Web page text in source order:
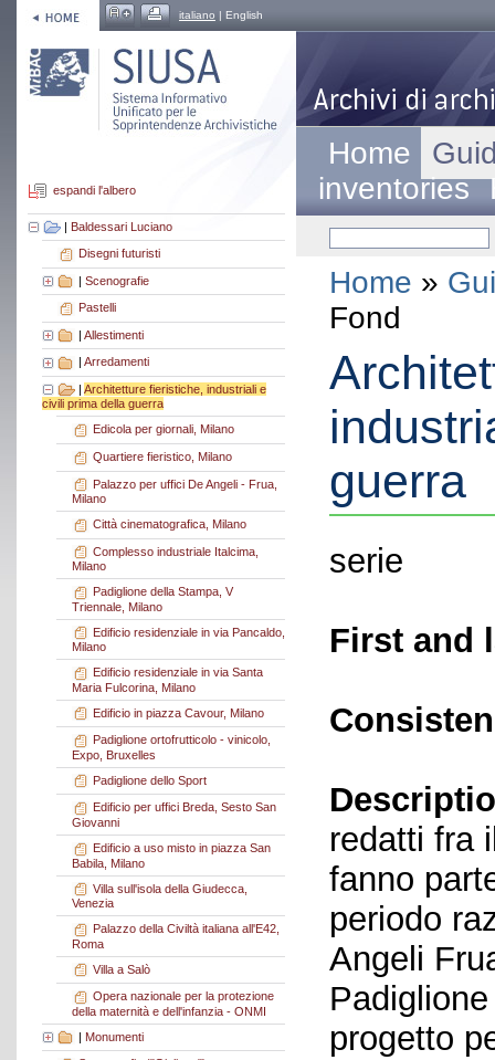
italiano | English
espandi l'albero
| Baldessari Luciano
Disegni futuristi
| Scenografie
Pastelli
| Allestimenti
Arredamenti
| Architetture fieristiche, industriali e
civili prima della guerra
Edicola per giornali, Milano
Quartiere fieristico, Milano
Palazzo per uffici De Angeli - Frua,
Milano
Città cinematografica, Milano
Complesso industriale Italcima,
Milano
Padiglione della Stampa, V
Triennale, Milano
Edificio residenziale in via Pancaldo,
Milano
Edificio residenziale in via Santa
Maria Fulcorina, Milano
Edificio in piazza Cavour, Milano
Padiglione ortofrutticolo - vinicolo,
Expo, Bruxelles
Padiglione dello Sport
Edificio per uffici Breda, Sesto San
Giovanni
Edificio a uso misto in piazza San
Babila, Milano
Villa sull'isola della Giudecca,
Venezia
Palazzo della Civiltà italiana all'E42,
Roma
Villa a Salò
Opera nazionale per la protezione
della maternità e dell'infanzia - ONMI
| Monumenti
Home
inventories
Home »
Fond
guerra
serie
First and
redatti fra
fanno
periodo
Angeli
progetto